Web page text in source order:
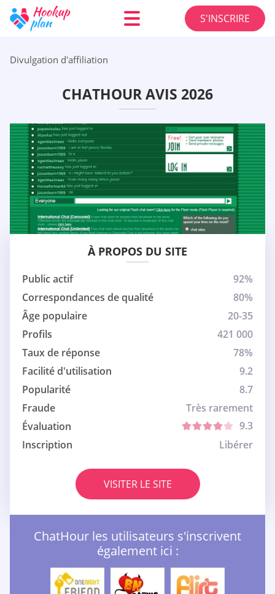
S'INSCRIRE
Divulgation d'affiliation
CHATHOUR AVIS 2026
À PROPOS DU SITE
Public actif
92%
Correspondances de qualité
80%
Âge populaire
20-35
Profils
421 000
Taux de réponse
78%
Facilité d'utilisation
9.2
Popularité
8.7
Fraude
Très rarement
Évaluation
9.3
Inscription
Libérer
VISITER LE SITE
ChatHour les utilisateurs s'inscrivent
également ici :